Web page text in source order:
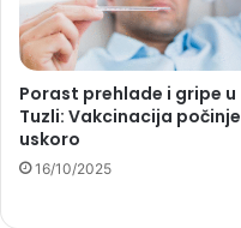
Porast prehlade i gripe u
Tuzli: Vakcinacija počinje
uskoro
16/10/2025